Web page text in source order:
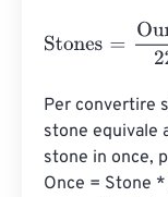
Stones
Per convertire
stone equivale
stone in once,
Once = Stone